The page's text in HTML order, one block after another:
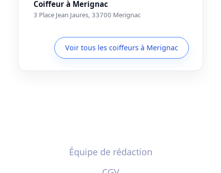
Coiffeur à Merignac
3 Place Jean Jaures, 33700 Merignac
Voir tous les coiffeurs à Merignac
Équipe de rédaction